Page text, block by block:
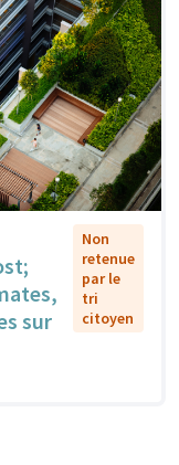
sur
Non
retenue
par le
tri
citoyen